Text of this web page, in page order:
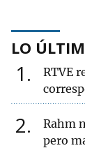
LO
1
RTVE
2
Rahm
pero